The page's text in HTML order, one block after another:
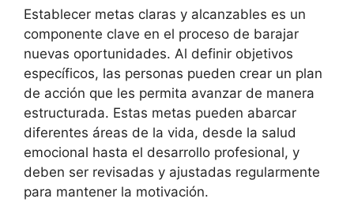
Establecer metas claras y alcanzables es un
componente clave en el proceso de barajar
nuevas oportunidades. Al definir objetivos
específicos, las personas pueden crear un plan
de acción que les permita avanzar de manera
estructurada. Estas metas pueden abarcar
diferentes áreas de la vida, desde la salud
emocional hasta el desarrollo profesional, y
deben ser revisadas y ajustadas regularmente
para mantener la motivación.